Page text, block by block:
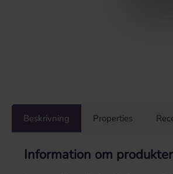
Beskrivning Properties
Information om